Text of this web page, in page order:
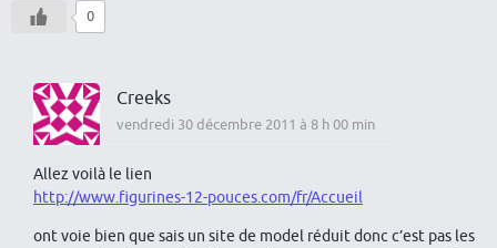
0
Creeks
vendredi 30 décembre 2011 à 8 h 00 min
Allez voilà le lien
http://www.figurines-12-pouces.com/fr/Accueil
ont voie bien que sais un site de model réduit donc c’est pas les